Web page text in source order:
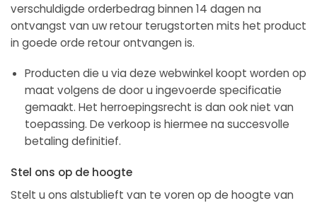
verschuldigde orderbedrag binnen 14 dagen na
ontvangst van uw retour terugstorten mits het product
in goede orde retour ontvangen is.
Producten die u via deze webwinkel koopt worden op
maat volgens de door u ingevoerde specificatie
gemaakt. Het herroepingsrecht is dan ook niet van
toepassing. De verkoop is hiermee na succesvolle
betaling definitief.
Stel ons op de hoogte
Stelt u ons alstublieft van te voren op de hoogte van